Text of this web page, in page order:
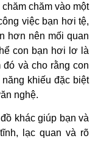
chăm vào một
việc bạn hơi tệ,
hơn nên mối quan
con bạn hơi lơ là
và cho rằng con
khiếu đặc biệt
nghệ.
khác giúp bạn và
lạc quan và rõ